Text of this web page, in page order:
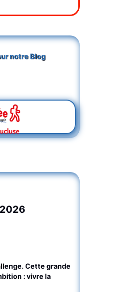
notre Blog
Cette grande
: vivre la